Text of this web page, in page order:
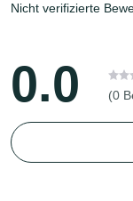
Nicht verifizierte
0.0 (0